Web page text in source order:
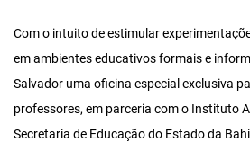
Com o intuito de estimular
em ambientes educativos formais e
Salvador uma oficina especial exclusiva
professores, em parceria com o Instituto
Secretaria de Educação do Estado da